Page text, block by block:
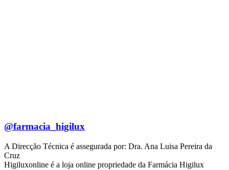
@farmacia_higilux
A Direcção Técnica é assegurada por: Dra. Ana Luisa Pereira da
Cruz
Higiluxonline é a loja online propriedade da Farmácia Higilux